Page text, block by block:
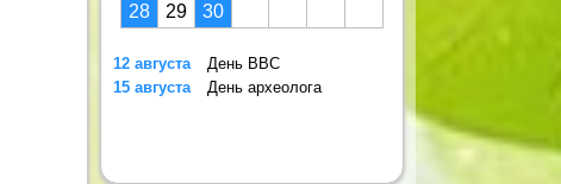
28
29 30
12 августа
День ВВС
15 августа
День археолога